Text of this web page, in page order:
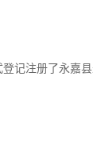
登记注册了永嘉